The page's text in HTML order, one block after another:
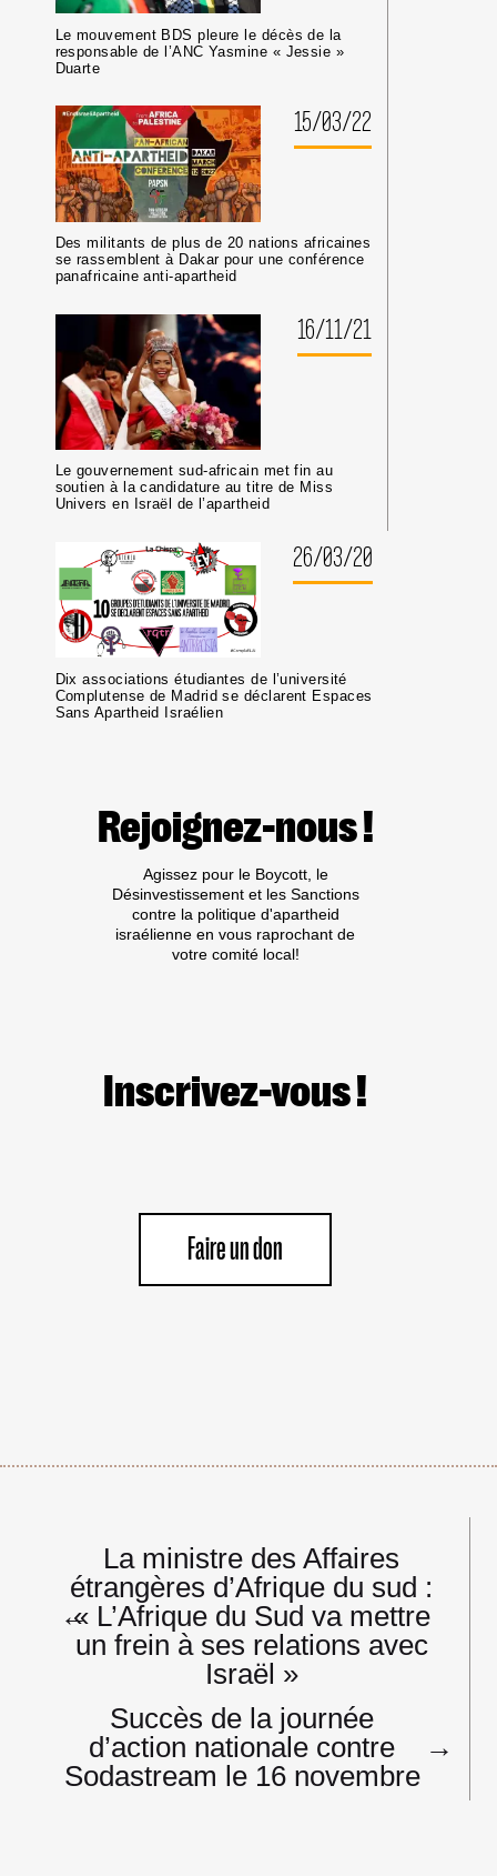
Le mouvement BDS pleure le décès de la
responsable de l’ANC Yasmine « Jessie »
Duarte
15/03/22
Des militants de plus de 20 nations africaines
se rassemblent à Dakar pour une conférence
panafricaine anti-apartheid
16/11/21
Le gouvernement sud-africain met fin au
soutien à la candidature au titre de Miss
Univers en Israël de l’apartheid
26/03/20
Dix associations étudiantes de l’université
Complutense de Madrid se déclarent Espaces
Sans Apartheid Israélien
Rejoignez-nous !
Agissez pour le Boycott, le
Désinvestissement et les Sanctions
contre la politique d'apartheid
israélienne en vous raprochant de
votre comité local!
Inscrivez-vous !
Faire un don
Navigation
de
l’article
←
La ministre des Affaires
étrangères d’Afrique du sud :
« L’Afrique du Sud va mettre
un frein à ses relations avec
Israël »
Succès de la journée
d’action nationale contre
Sodastream le 16 novembre
→